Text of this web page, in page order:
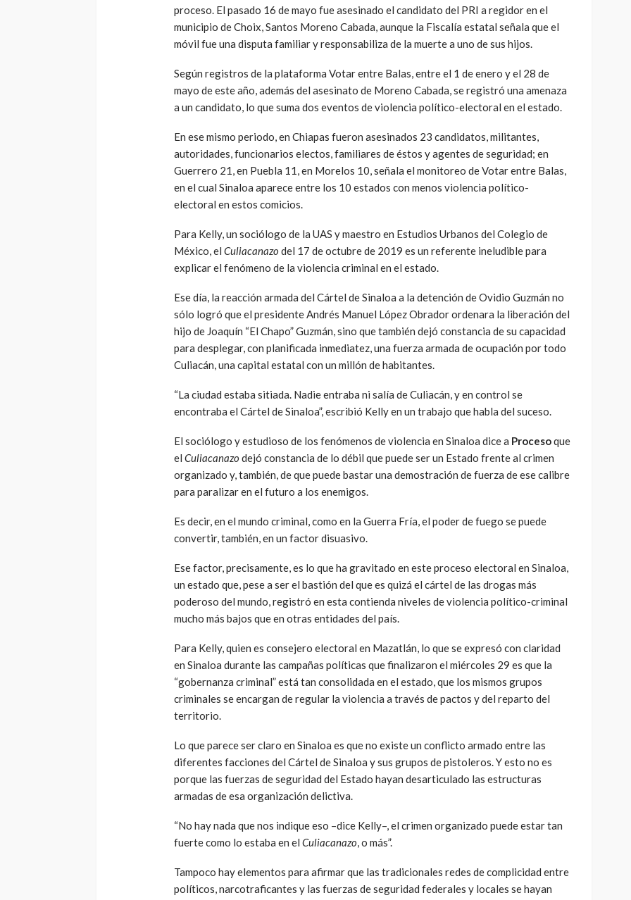
proceso. El pasado 16 de mayo fue asesinado el candidato del PRI a regidor en el
municipio de Choix, Santos Moreno Cabada, aunque la Fiscalía estatal señala que el
móvil fue una disputa familiar y responsabiliza de la muerte a uno de sus hijos.
Según registros de la plataforma Votar entre Balas, entre el 1 de enero y el 28 de
mayo de este año, además del asesinato de Moreno Cabada, se registró una amenaza
a un candidato, lo que suma dos eventos de violencia político-electoral en el estado.
En ese mismo periodo, en Chiapas fueron asesinados 23 candidatos, militantes,
autoridades, funcionarios electos, familiares de éstos y agentes de seguridad; en
Guerrero 21, en Puebla 11, en Morelos 10, señala el monitoreo de Votar entre Balas,
en el cual Sinaloa aparece entre los 10 estados con menos violencia político-
electoral en estos comicios.
Para Kelly, un sociólogo de la UAS y maestro en Estudios Urbanos del Colegio de
México, el Culiacanazo del 17 de octubre de 2019 es un referente ineludible para
explicar el fenómeno de la violencia criminal en el estado.
Ese día, la reacción armada del Cártel de Sinaloa a la detención de Ovidio Guzmán no
sólo logró que el presidente Andrés Manuel López Obrador ordenara la liberación del
hijo de Joaquín “El Chapo” Guzmán, sino que también dejó constancia de su capacidad
para desplegar, con planificada inmediatez, una fuerza armada de ocupación por todo
Culiacán, una capital estatal con un millón de habitantes.
“La ciudad estaba sitiada. Nadie entraba ni salía de Culiacán, y en control se
encontraba el Cártel de Sinaloa”, escribió Kelly en un trabajo que habla del suceso.
El sociólogo y estudioso de los fenómenos de violencia en Sinaloa dice a Procesoque
el Culiacanazo dejó constancia de lo débil que puede ser un Estado frente al crimen
organizado y, también, de que puede bastar una demostración de fuerza de ese calibre
para paralizar en el futuro a los enemigos.
Es decir, en el mundo criminal, como en la Guerra Fría, el poder de fuego se puede
convertir, también, en un factor disuasivo.
Ese factor, precisamente, es lo que ha gravitado en este proceso electoral en Sinaloa,
un estado que, pese a ser el bastión del que es quizá el cártel de las drogas más
poderoso del mundo, registró en esta contienda niveles de violencia político-criminal
mucho más bajos que en otras entidades del país.
Para Kelly, quien es consejero electoral en Mazatlán, lo que se expresó con claridad
en Sinaloa durante las campañas políticas que finalizaron el miércoles 29 es que la
“gobernanza criminal” está tan consolidada en el estado, que los mismos grupos
criminales se encargan de regular la violencia a través de pactos y del reparto del
territorio.
Lo que parece ser claro en Sinaloa es que no existe un conflicto armado entre las
diferentes facciones del Cártel de Sinaloa y sus grupos de pistoleros. Y esto no es
porque las fuerzas de seguridad del Estado hayan desarticulado las estructuras
armadas de esa organización delictiva.
“No hay nada que nos indique eso –dice Kelly–, el crimen organizado puede estar tan
fuerte como lo estaba en el Culiacanazo, o más”.
Tampoco hay elementos para afirmar que las tradicionales redes de complicidad entre
políticos, narcotraficantes y las fuerzas de seguridad federales y locales se hayan